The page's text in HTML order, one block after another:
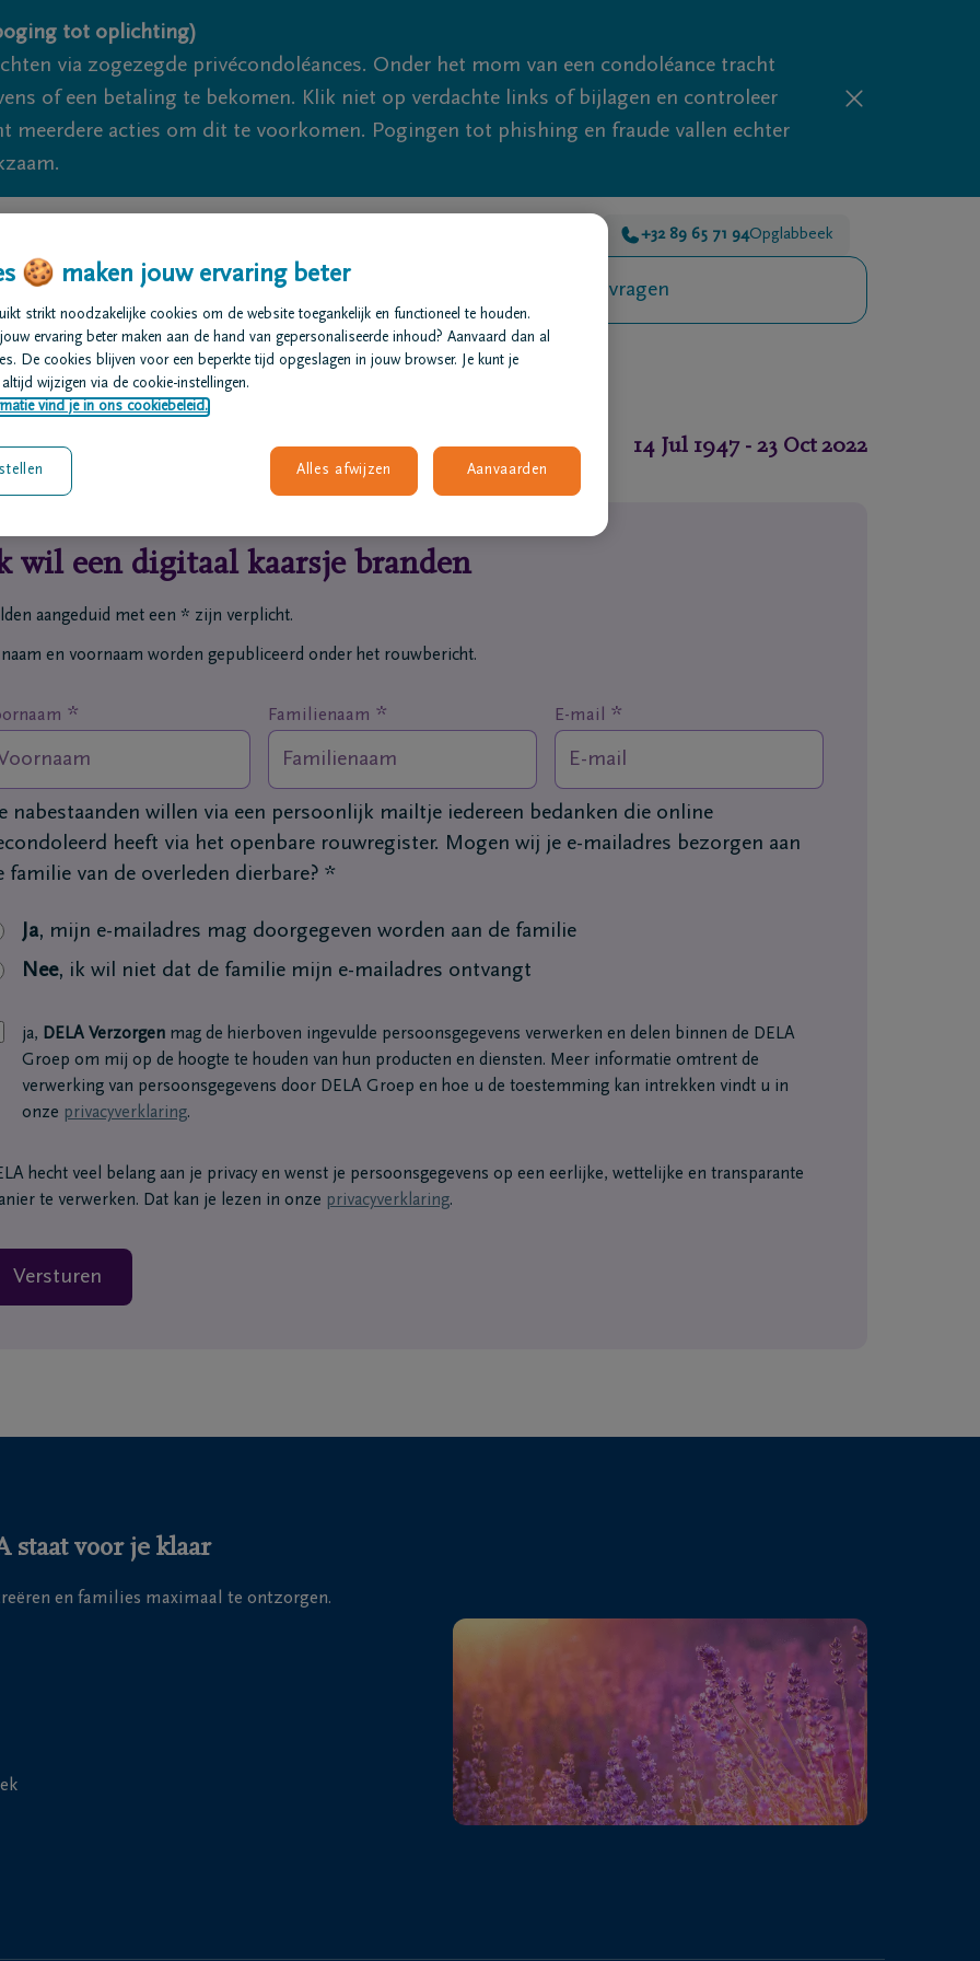
tot oplichting)
via zogezegde privécondoléances. Onder het mom van een condoléance tracht
of een betaling te bekomen. Klik niet op verdachte links of bijlagen en controleer
meerdere acties om dit te voorkomen. Pogingen tot phishing en fraude vallen echter
+32 89 65 71 94Opglabbeek
regelen Overlijdensberichten Veelgestelde vragen
14 Jul 1947- 23 Oct 2022
wil een digitaal kaarsje branden
aangeduid met een * zijn verplicht.
naam en voornaam worden gepubliceerd onder het rouwbericht.
* Familienaam * E-mail *
nabestaanden willen via een persoonlijk mailtje iedereen bedanken die online
heeft via het openbare rouwregister. Mogen wij je e-mailadres bezorgen aan
familie van de overleden dierbare? *
Ja, mijn e-mailadres mag doorgegeven worden aan de familie
Nee, ik wil niet dat de familie mijn e-mailadres ontvangt
ja, DELA Verzorgenmag de hierboven ingevulde persoonsgegevens verwerken en delen binnen de DELA
Groep om mij op de hoogte te houden van hun producten en diensten. Meer informatie omtrent de
verwerking van persoonsgegevens door DELA Groep en hoe u de toestemming kan intrekken vindt u in
onze privacyverklaring.
hecht veel belang aan je privacy en wenst je persoonsgegevens op een eerlijke, wettelijke en transparante
te verwerken. Dat kan je lezen in onze privacyverklaring.
Versturen
staat voor je klaar
en families maximaal te ontzorgen.
🍪 maken jouw ervaring beter
strikt noodzakelijke cookies om de website toegankelijk en functioneel te houden.
ervaring beter maken aan de hand van gepersonaliseerde inhoud? Aanvaard dan al
De cookies blijven voor een beperkte tijd opgeslagen in jouw browser. Je kunt je
wijzigen via de cookie-instellingen.
vind je in ons cookiebeleid.
Alles afwijzen Aanvaarden